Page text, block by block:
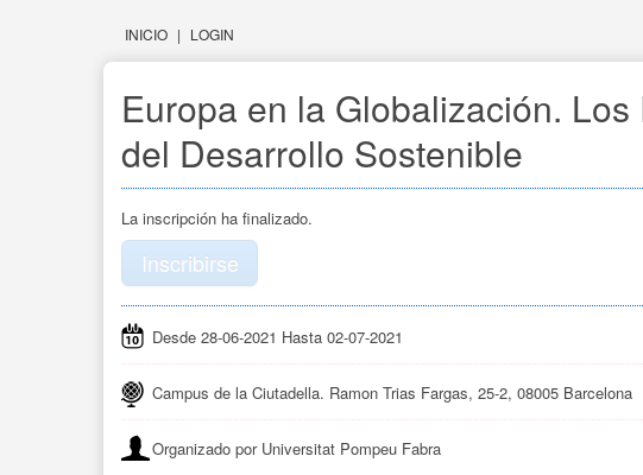
INICIO | LOGIN
Europa en la Globalización. Los
del Desarrollo Sostenible
La inscripción ha finalizado.
Inscribirse
Desde 28-06-2021 Hasta 02-07-2021
Campus de la Ciutadella. Ramon Trias Fargas, 25-2, 08005 Barcelona
Organizado por Universitat Pompeu Fabra